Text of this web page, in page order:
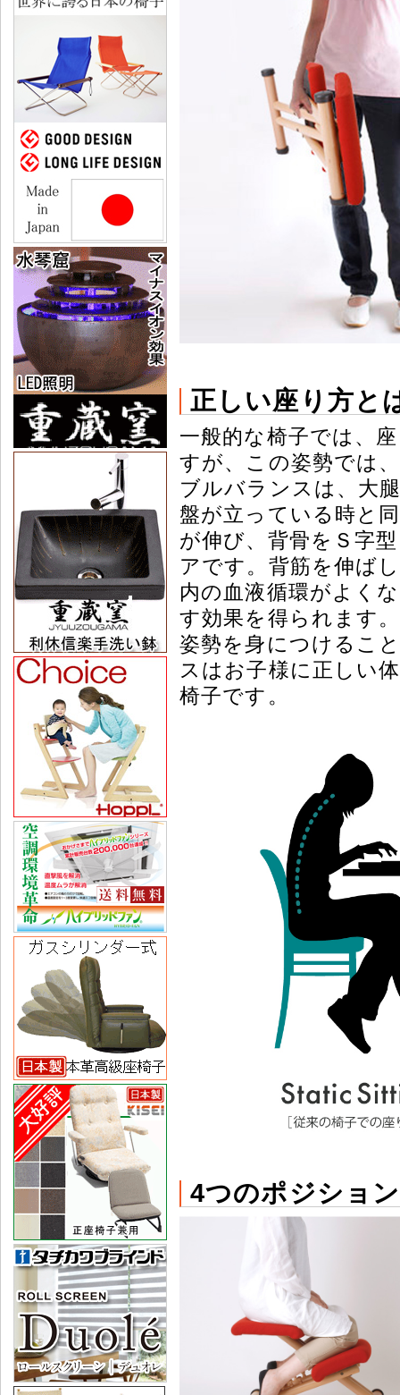
正しい座り方と
一般的な椅子では、
すが、この姿勢では
ブルバランスは、大
盤が立っている時と
が伸び、背骨をＳ字
アです。背筋を伸ば
内の血液循環がよく
す効果を得られます
姿勢を身につけるこ
スはお子様に正しい
椅子です。
4つのポジション